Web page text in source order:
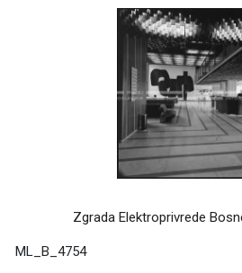
Zgrada Elektroprivrede
ML_B_4754